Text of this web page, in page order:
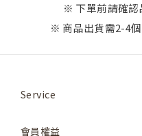
※ 下單前請確認
※ 商品出貨需2-4
Service
會員權益